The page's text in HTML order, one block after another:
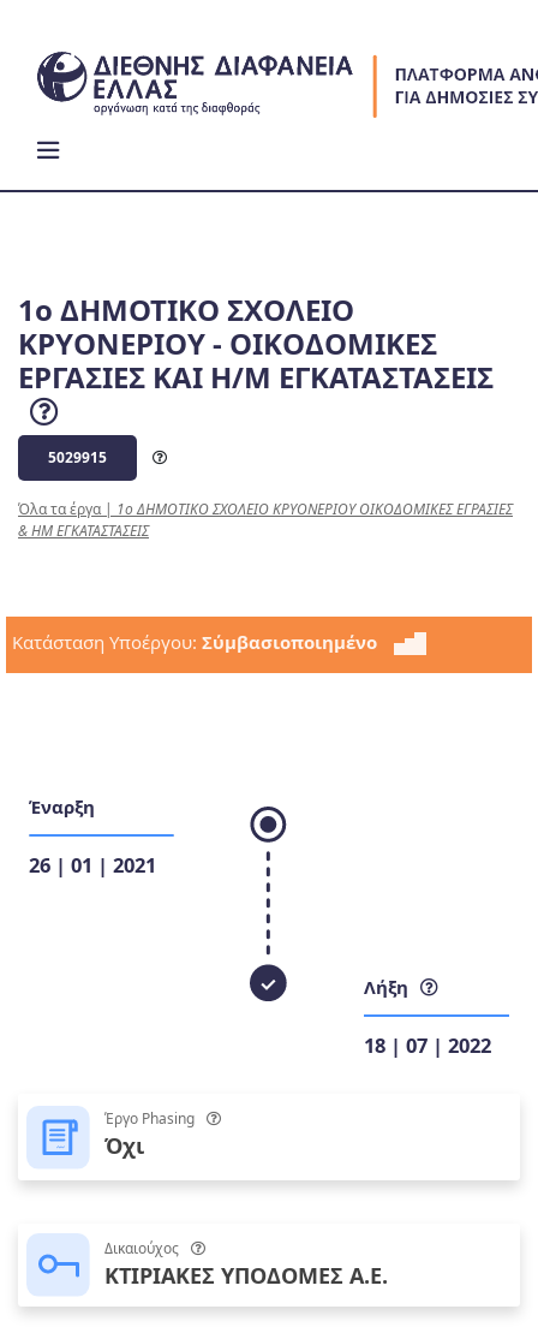
content
1ο ΔΗΜΟΤΙΚΟ ΣΧΟΛΕΙΟ
ΚΡΥΟΝΕΡΙΟΥ - ΟΙΚΟΔΟΜΙΚΕΣ
ΕΡΓΑΣΙΕΣ ΚΑΙ Η/Μ ΕΓΚΑΤΑΣΤΑΣΕΙΣ
5029915
Όλα τα έργα| 1ο ΔΗΜΟΤΙΚΟ ΣΧΟΛΕΙΟ ΚΡΥΟΝΕΡΙΟΥ ΟΙΚΟΔΟΜΙΚΕΣ ΕΓΡΑΣΙΕΣ
& ΗΜ ΕΓΚΑΤΑΣΤΑΣΕΙΣ
Κατάσταση Υποέργου: Σύμβασιοποιημένο
Έναρξη
26 | 01 | 2021
Λήξη
18 | 07 | 2022
Έργο Phasing
Όχι
Δικαιούχος
ΚΤΙΡΙΑΚΕΣ ΥΠΟΔΟΜΕΣ Α.Ε.